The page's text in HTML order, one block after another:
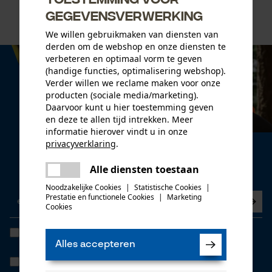
Nieuwsbrief
Nu abonneren op de nieuwsbrief
Ik heb deAlgemene voorwaarden inzake gegevensbescherming
gelezen en ga akkoord. *
Wanneer u instemt met persoonlijke tracking kunnen we u via onze
gegevensverwerking
We willen gebruikmaken van diensten van
derden om de webshop en onze diensten te
verbeteren en optimaal vorm te geven
(handige functies, optimalisering webshop).
Verder willen we reclame maken voor onze
producten (sociale media/marketing).
Daarvoor kunt u hier toestemming geven
en deze te allen tijd intrekken. Meer
informatie hierover vindt u in onze
privacyverklaring.
Alle diensten toestaan
Noodzakelijke Cookies | Statistische Cookies |
Prestatie en functionele Cookies |
Marketing
Cookies
Alles accepteren
Er is een fout opgetreden. Gelieve
het opnieuw te proberen.
delen
mail